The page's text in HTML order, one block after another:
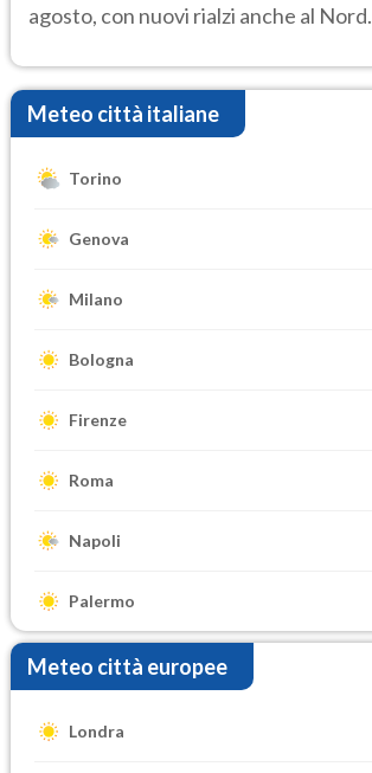
agosto, con nuovi rialzi anche al Nord.
Meteo città italiane
Torino
Genova
Milano
Bologna
Firenze
Roma
Napoli
Palermo
Meteo città europee
Londra